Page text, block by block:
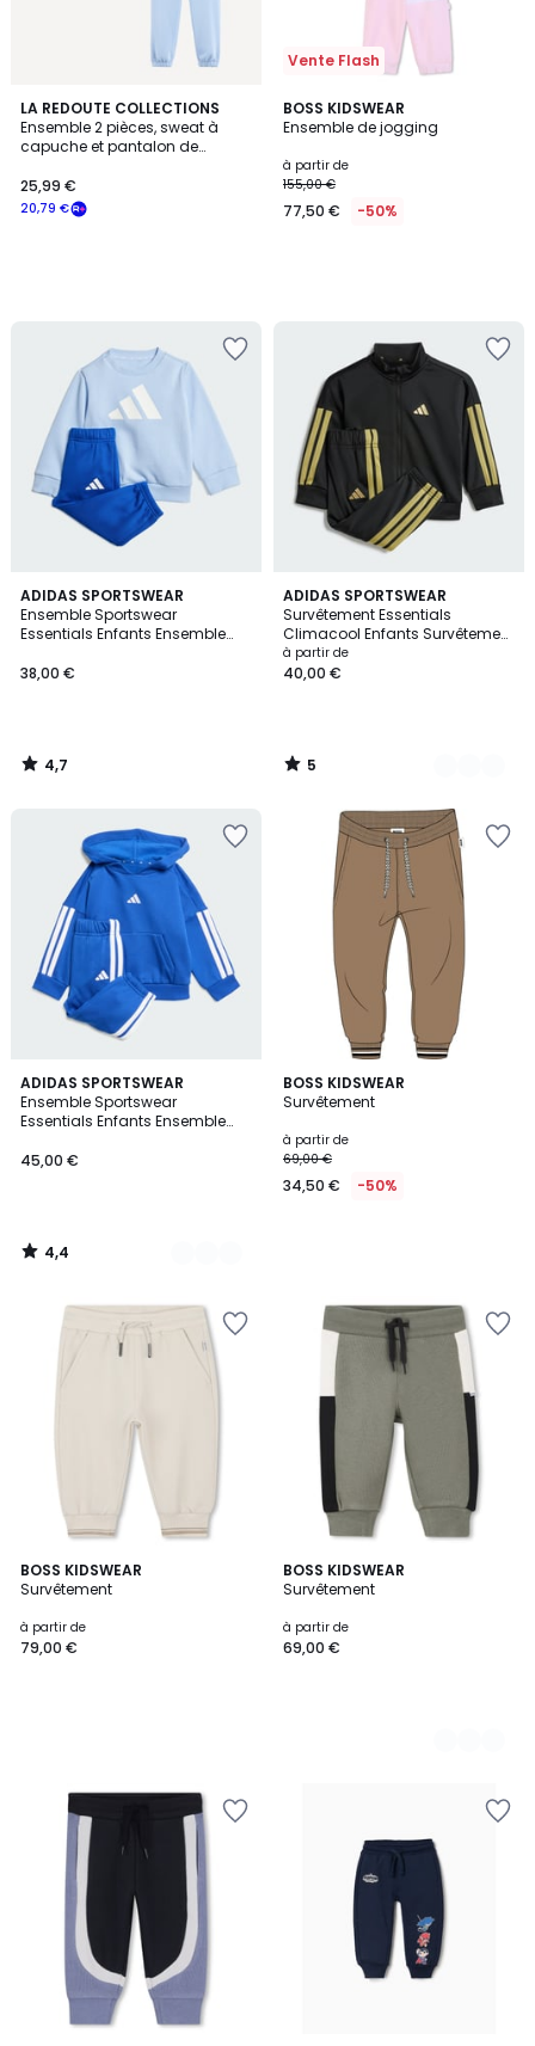
LA REDOUTE COLLECTIONS
Ensemble 2 pièces, sweat à
capuche et pantalon de
20,79 €
25,99 €
Vente Flash
BOSS KIDSWEAR
Ensemble de jogging
à partir de
155,00 €
77,50 € -50%
ADIDAS SPORTSWEAR
Ensemble Sportswear
Essentials Enfants Ensemble
38,00 €
4,7
/ 5
4,7
/
ADIDAS SPORTSWEAR
Survêtement Essentials
Climacool Enfants Survêtement
Essentials Climacool Enfants
à partir de
40,00 €
5
/
5
5
Couleurs
5
/
ADIDAS SPORTSWEAR
Ensemble Sportswear
Essentials Enfants Ensemble
45,00 €
4,4
/ 5
3
Couleurs
4,4
/
BOSS KIDSWEAR
Survêtement
à partir de
69,00 €
34,50 € -50%
BOSS KIDSWEAR
Survêtement
à partir de
79,00 €
BOSS KIDSWEAR
Survêtement
à partir de
69,00 €
3
Couleurs